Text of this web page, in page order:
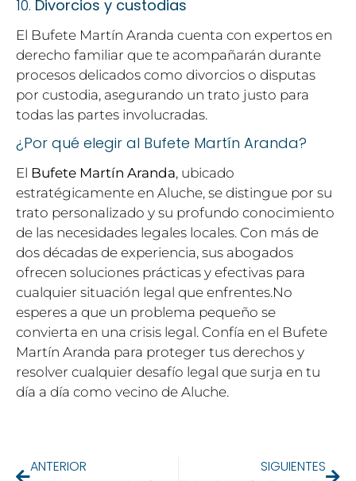
10. Divorcios y custodias
El Bufete Martín Aranda cuenta con expertos en
derecho familiar que te acompañarán durante
procesos delicados como divorcios o disputas
por custodia, asegurando un trato justo para
todas las partes involucradas.
¿Por qué elegir al Bufete Martín Aranda?
El Bufete Martín Aranda, ubicado
estratégicamente en Aluche, se distingue por su
trato personalizado y su profundo conocimiento
de las necesidades legales locales. Con más de
dos décadas de experiencia, sus abogados
ofrecen soluciones prácticas y efectivas para
cualquier situación legal que enfrentes.No
esperes a que un problema pequeño se
convierta en una crisis legal. Confía en el Bufete
Martín Aranda para proteger tus derechos y
resolver cualquier desafío legal que surja en tu
día a día como vecino de Aluche.
ANTERIOR SIGUIENTES